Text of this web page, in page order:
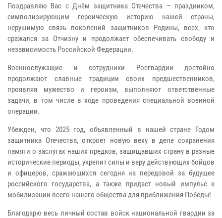
Поздравляю Вас с Днём защитника Отечества – праздником,
символизирующим героическую историю нашей страны,
нерушимую связь поколений защитников Родины, всех, кто
сражался за Отчизну и продолжает обеспечивать свободу и
независимость Российской Федерации.
Военнослужащие и сотрудники Росгвардии достойно
продолжают славные традиции своих предшественников,
проявляя мужество и героизм, выполняют ответственные
задачи, в том числе в ходе проведения специальной военной
операции.
Убежден, что 2025 год, объявленный в нашей стране Годом
защитника Отечества, откроет новую веху в деле сохранения
памяти о заслугах наших предков, защищавших страну в разные
исторические периоды, укрепит силы и веру действующих бойцов
и офицеров, сражающихся сегодня на передовой за будущее
российского государства, а также придаст новый импульс к
мобилизации всего нашего общества для приближения Победы!
Благодарю весь личный состав войск национальной гвардии за